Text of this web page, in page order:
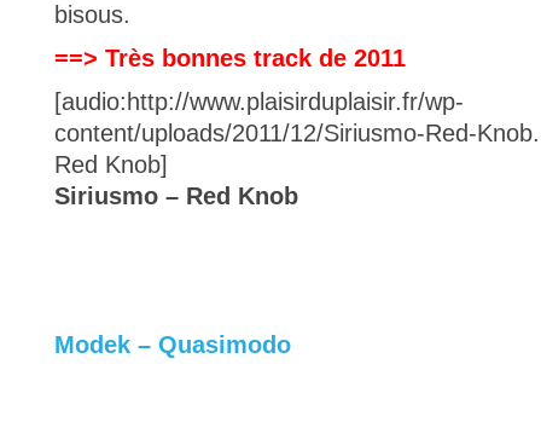
bisous.
==> Très bonnes track de 2011
[audio:http://www.plaisirduplaisir.fr/wp-
content/uploads/2011/12/Siriusmo-Red-
Red Knob]
Siriusmo – Red Knob
Modek – Quasimodo